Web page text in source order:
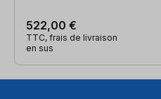
522,00 €
TTC, frais de livraison
en sus